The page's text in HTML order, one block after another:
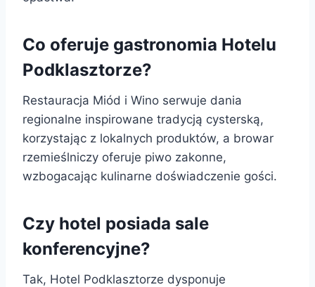
Co oferuje gastronomia Hotelu
Podklasztorze?
Restauracja Miód i Wino serwuje dania
regionalne inspirowane tradycją cysterską,
korzystając z lokalnych produktów, a browar
rzemieślniczy oferuje piwo zakonne,
wzbogacając kulinarne doświadczenie gości.
Czy hotel posiada sale
konferencyjne?
Tak, Hotel Podklasztorze dysponuje